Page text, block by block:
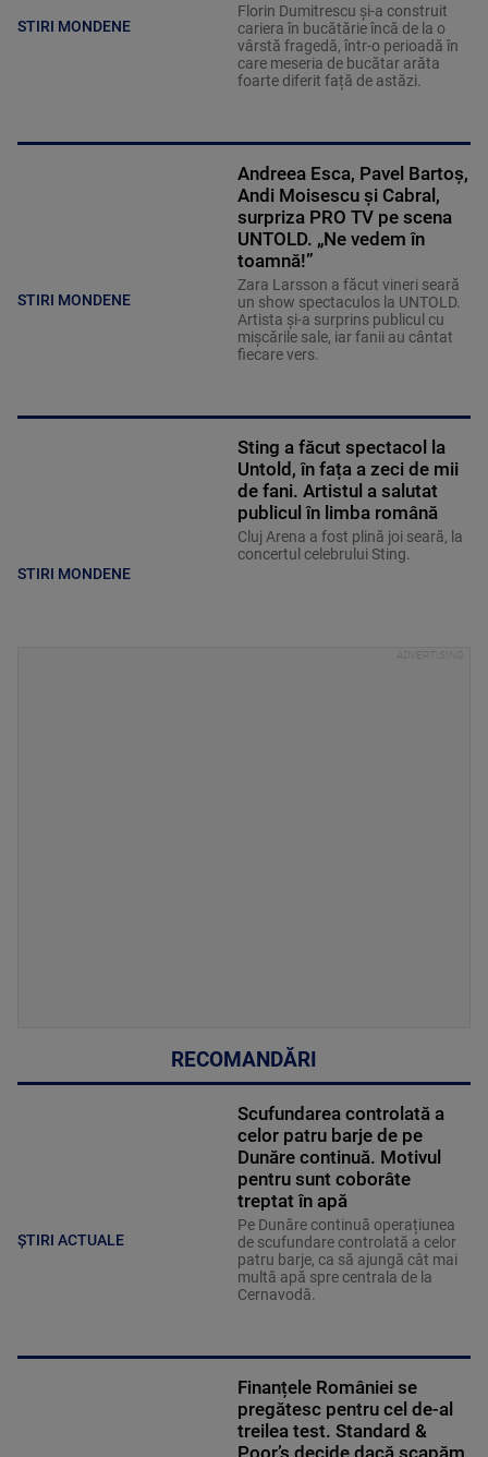
STIRI MONDENE
Florin Dumitrescu și-a construit
cariera în bucătărie încă de la o
vârstă fragedă, într-o perioadă în
care meseria de bucătar arăta
foarte diferit față de astăzi.
STIRI MONDENE
Andreea Esca, Pavel Bartoș,
Andi Moisescu și Cabral,
surpriza PRO TV pe scena
UNTOLD. „Ne vedem în
toamnă!”
Zara Larsson a făcut vineri seară
un show spectaculos la UNTOLD.
Artista și-a surprins publicul cu
mișcările sale, iar fanii au cântat
fiecare vers.
STIRI MONDENE
Sting a făcut spectacol la
Untold, în fața a zeci de mii
de fani. Artistul a salutat
publicul în limba română
Cluj Arena a fost plină joi seară, la
concertul celebrului Sting.
RECOMANDĂRI
ȘTIRI ACTUALE
Scufundarea controlată a
celor patru barje de pe
Dunăre continuă. Motivul
pentru sunt coborâte
treptat în apă
Pe Dunăre continuă operațiunea
de scufundare controlată a celor
patru barje, ca să ajungă cât mai
multă apă spre centrala de la
Cernavodă.
Finanțele României se
pregătesc pentru cel de-al
treilea test. Standard &